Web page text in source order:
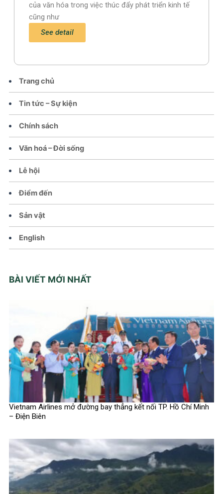
Trang chủ
Tin tức – Sự kiện
Chính sách
Văn hoá – Đời sống
Lễ hội
Điểm đến
Sản vật
English
BÀI VIẾT MỚI NHẤT
Vietnam Airlines mở đường bay thẳng kết nối TP. Hồ Chí Minh
– Điện Biên
của văn hóa trong việc thúc đẩy phát triển kinh tế
cũng như
See detail